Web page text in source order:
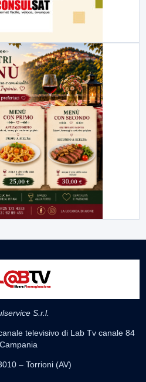
S.r.l.
televisivo di Lab Tv canale 84
– Torrioni (AV)